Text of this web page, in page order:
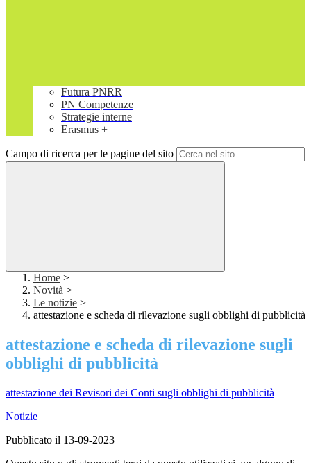
Futura PNRR
PN Competenze
Strategie interne
Erasmus +
Campo di ricerca per le pagine del sito
Home >
Novità >
Le notizie >
attestazione e scheda di rilevazione sugli obblighi di pubblicità
attestazione e scheda di rilevazione sugli
obblighi di pubblicità
attestazione dei Revisori dei Conti sugli obblighi di pubblicità
Notizie
Pubblicato il 13-09-2023